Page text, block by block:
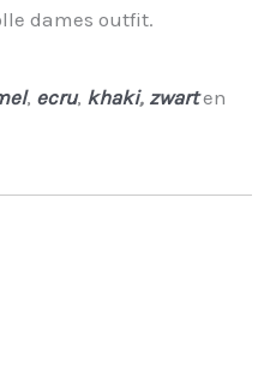
dames outfit.
, ecru, khaki, zwarten